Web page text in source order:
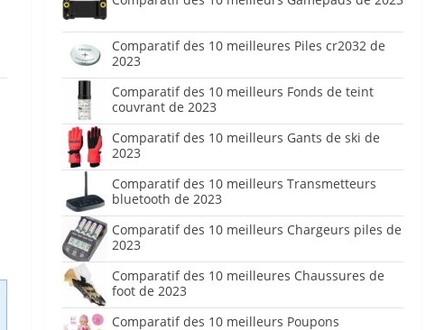
Comparatif des 10 meilleures Piles cr2032 de
2023
Comparatif des 10 meilleurs Fonds de teint
couvrant de 2023
Comparatif des 10 meilleurs Gants de ski de
2023
Comparatif des 10 meilleurs Transmetteurs
bluetooth de 2023
Comparatif des 10 meilleurs Chargeurs piles de
2023
Comparatif des 10 meilleures Chaussures de
foot de 2023
Comparatif des 10 meilleurs Poupons